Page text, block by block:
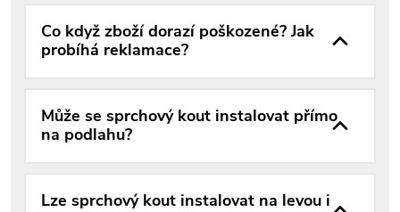
Co když zboží dorazí poškozené? Jak
probíhá reklamace?
Může se sprchový kout instalovat přímo
na podlahu?
Lze sprchový kout instalovat na levou i